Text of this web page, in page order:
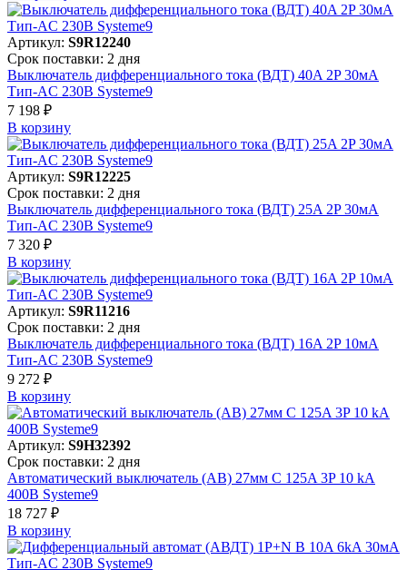
Артикул: S9R12240
Срок поставки: 2 дня
Выключатель дифференциального тока (ВДТ) 40A 2P 30мА
Тип-AC 230В Systeme9
7 198 ₽
В корзинy
Артикул: S9R12225
Срок поставки: 2 дня
Выключатель дифференциального тока (ВДТ) 25A 2P 30мА
Тип-AC 230В Systeme9
7 320 ₽
В корзинy
Артикул: S9R11216
Срок поставки: 2 дня
Выключатель дифференциального тока (ВДТ) 16A 2P 10мА
Тип-AC 230В Systeme9
9 272 ₽
В корзинy
Артикул: S9H32392
Срок поставки: 2 дня
Автоматический выключатель (АВ) 27мм C 125A 3P 10 kA
400В Systeme9
18 727 ₽
В корзинy